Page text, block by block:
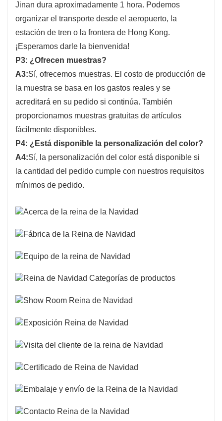
Jinan dura aproximadamente 1 hora. Podemos
organizar el transporte desde el aeropuerto, la
estación de tren o la frontera de Hong Kong.
¡Esperamos darle la bienvenida!
P3: ¿Ofrecen muestras?
A3:Sí, ofrecemos muestras. El costo de producción de
la muestra se basa en los gastos reales y se
acreditará en su pedido si continúa. También
proporcionamos muestras gratuitas de artículos
fácilmente disponibles.
P4: ¿Está disponible la personalización del color?
A4:Sí, la personalización del color está disponible si
la cantidad del pedido cumple con nuestros requisitos
mínimos de pedido.